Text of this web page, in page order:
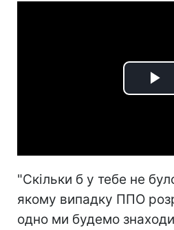
"Скільки б у тебе не
якому випадку ППО
одно ми будемо